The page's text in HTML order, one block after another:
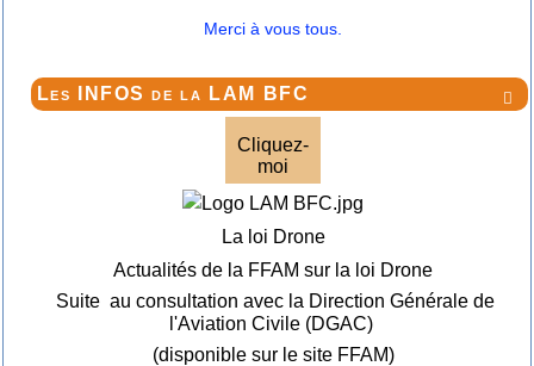
Merci à vous tous.

Les INFOS de la LAM BFC
Cliquez-
moi
La loi Drone
Actualités de la FFAM sur la loi Drone
Suite au consultation avec la Direction Générale de
l'Aviation Civile (DGAC)
(disponible sur le site FFAM)